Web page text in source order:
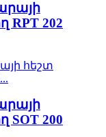
RPT 202
SOT 200